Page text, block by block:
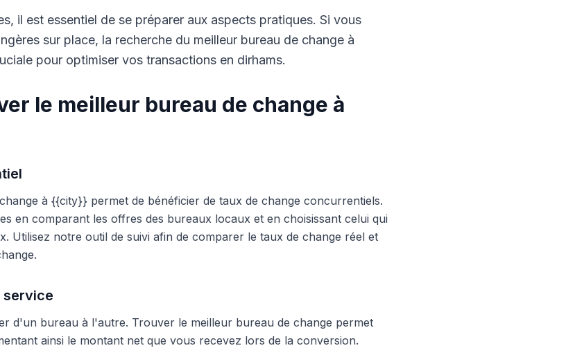
il est essentiel de se préparer aux aspects pratiques. Si vous
sur place, la recherche du meilleur bureau de change à
pour optimiser vos transactions en dirhams.
le meilleur bureau de change à
à {{city}} permet de bénéficier de taux de change concurrentiels.
en comparant les offres des bureaux locaux et en choisissant celui qui
Utilisez notre outil de suivi afin de comparer le taux de change réel et
service
d'un bureau à l'autre. Trouver le meilleur bureau de change permet
ainsi le montant net que vous recevez lors de la conversion.